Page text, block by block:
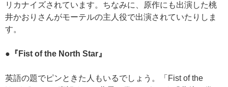
リカナイズされています。ちなみに、原作にも出演した桃
井かおりさんがモーテルの主人役で出演されていたりしま
す。
●『Fist of the North Star』
英語の題でピンときた人もいるでしょう。「Fist of the